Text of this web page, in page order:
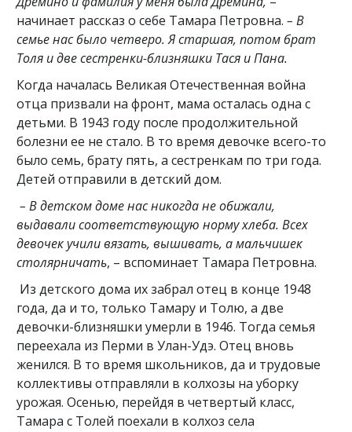
начинает рассказ о себе Тамара Петровна. – В
семье нас было четверо. Я старшая, потом брат
Толя и две сестренки-близняшки Тася и Пана.
Когда началась Великая Отечественная война
отца призвали на фронт, мама осталась одна с
детьми. В 1943 году после продолжительной
болезни ее не стало. В то время девочке всего-то
было семь, брату пять, а сестренкам по три года.
Детей отправили в детский дом.
– В детском доме нас никогда не обижали,
выдавали соответствующую норму хлеба. Всех
девочек учили вязать, вышивать, а мальчишек
столярничать, – вспоминает Тамара Петровна.
Из детского дома их забрал отец в конце 1948
года, да и то, только Тамару и Толю, а две
девочки-близняшки умерли в 1946. Тогда семья
переехала из Перми в Улан-Удэ. Отец вновь
женился. В то время школьников, да и трудовые
коллективы отправляли в колхозы на уборку
урожая. Осенью, перейдя в четвертый класс,
Тамара с Толей поехали в колхоз села